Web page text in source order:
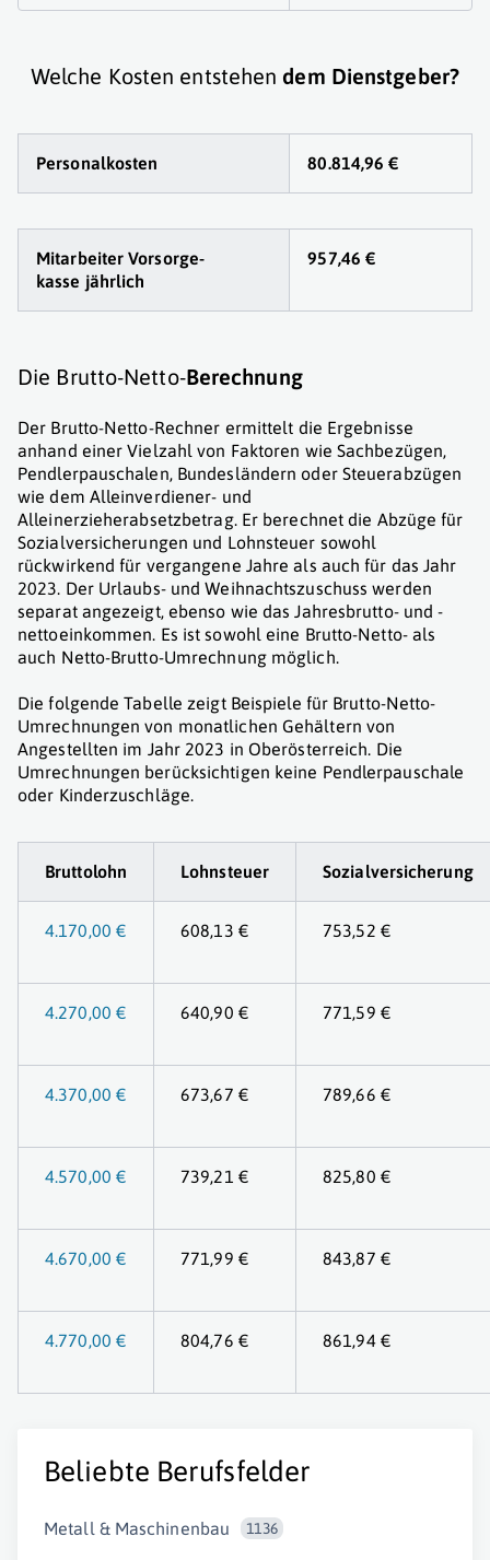
Welche Kosten entstehen dem Dienstgeber?
Personalkosten 80.814,96 €
Mitarbeiter Vorsorge-
kasse jährlich
957,46 €
Die Brutto-Netto-Berechnung
Der Brutto-Netto-Rechner ermittelt die Ergebnisse
anhand einer Vielzahl von Faktoren wie Sachbezügen,
Pendlerpauschalen, Bundesländern oder Steuerabzügen
wie dem Alleinverdiener- und
Alleinerzieherabsetzbetrag. Er berechnet die Abzüge für
Sozialversicherungen und Lohnsteuer sowohl
rückwirkend für vergangene Jahre als auch für das Jahr
2023. Der Urlaubs- und Weihnachtszuschuss werden
separat angezeigt, ebenso wie das Jahresbrutto- und -
nettoeinkommen. Es ist sowohl eine Brutto-Netto- als
auch Netto-Brutto-Umrechnung möglich.
Die folgende Tabelle zeigt Beispiele für Brutto-Netto-
Umrechnungen von monatlichen Gehältern von
Angestellten im Jahr 2023 in Oberösterreich. Die
Umrechnungen berücksichtigen keine Pendlerpauschale
oder Kinderzuschläge.
Bruttolohn Lohnsteuer Sozialversicherung
4.170,00 € 608,13 € 753,52 €
4.270,00 € 640,90 € 771,59 €
4.370,00 € 673,67 € 789,66 €
4.570,00 € 739,21 € 825,80 €
4.670,00 € 771,99 € 843,87 €
4.770,00 € 804,76 € 861,94 €
Beliebte Berufsfelder
Metall & Maschinenbau 1136